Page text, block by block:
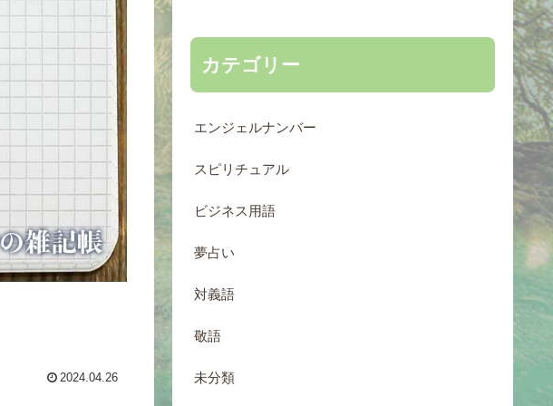
2024.04.26
カテゴリー
エンジェルナンバー
スピリチュアル
ビジネス用語
夢占い
対義語
敬語
未分類